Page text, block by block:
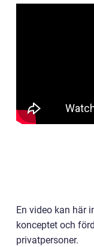
En video kan här
konceptet och
privatpersoner.